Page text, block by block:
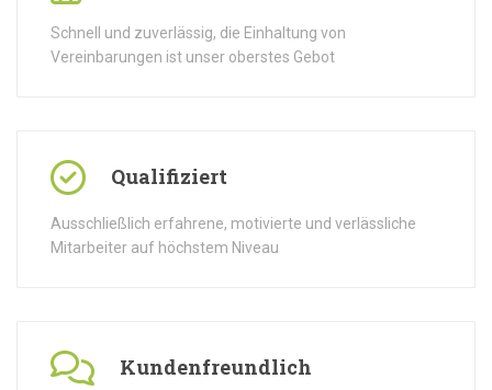
Schnell und zuverlässig, die Einhaltung von
Vereinbarungen ist unser oberstes Gebot
Qualifiziert
Ausschließlich erfahrene, motivierte und verlässliche
Mitarbeiter auf höchstem Niveau
Kundenfreundlich